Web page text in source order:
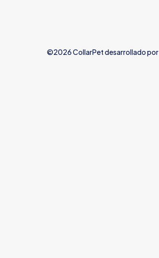
©2026 CollarPet desarrollado por